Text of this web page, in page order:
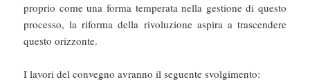
proprio come una forma temperata nella gestione di questo
processo, la riforma della rivoluzione aspira a trascendere
questo orizzonte.
I lavori del convegno avranno il seguente svolgimento: